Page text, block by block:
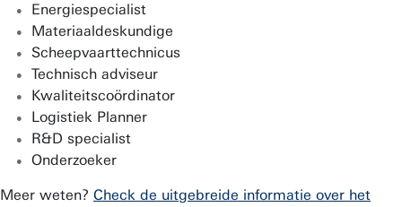
Energiespecialist
Materiaaldeskundige
Scheepvaarttechnicus
Technisch adviseur
Kwaliteitscoördinator
Logistiek Planner
R&D specialist
Onderzoeker
Meer weten? Check de uitgebreide informatie over het